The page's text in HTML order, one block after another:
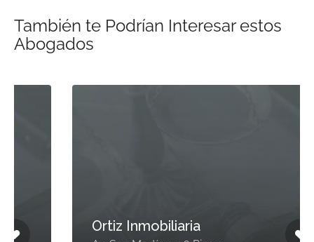
También te Podrían Interesar estos
Abogados
Ortiz Inmobiliaria